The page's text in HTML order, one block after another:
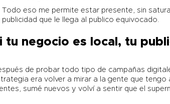
Todo eso me permite estar presente, sin
publicidad que le llega al publico equivocado.
tu negocio es local, tu
de probar todo tipo de campañas
era volver a mirar a la gente que tengo
sumé nuevos y volví a sentir que el